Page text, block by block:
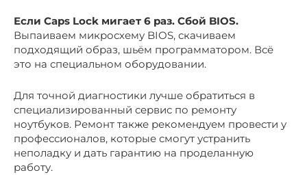
Если Caps Lock мигает 6 раз. Сбой BIOS.
Выпаиваем микросхему BIOS, скачиваем
подходящий образ, шьём программатором. Всё
это на специальном оборудовании.
Для точной диагностики лучше обратиться в
специализированный сервис по ремонту
ноутбуков. Ремонт также рекомендуем провести у
профессионалов, которые смогут устранить
неполадку и дать гарантию на проделанную
работу.